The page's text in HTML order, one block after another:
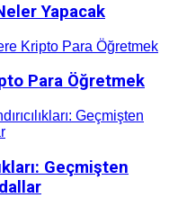
Yapacak
Para Öğretmek
Geçmişten